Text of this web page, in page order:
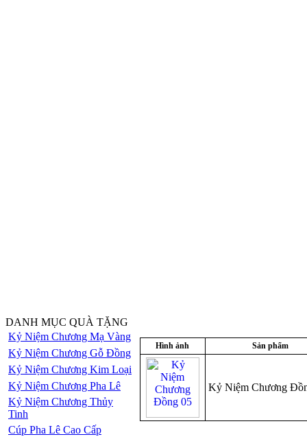
DANH MỤC QUÀ TẶNG
Kỷ Niệm Chương Mạ Vàng
Kỷ Niệm Chương Gỗ Đồng
Kỷ Niệm Chương Kim Loại
Kỷ Niệm Chương Pha Lê
Kỷ Niệm Chương Thủy
Tinh
Cúp Pha Lê Cao Cấp
Hình ảnh Sản phẩm
Kỷ Niệm Chương